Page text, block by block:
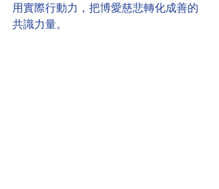
用實際行動力，把博愛慈悲轉化成善的
共識力量。